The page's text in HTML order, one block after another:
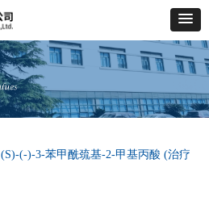
(S)-(-)-3-苯甲酰巯基-2-甲基丙酸 (治疗